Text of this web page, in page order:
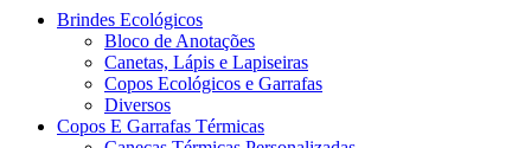
Brindes Ecológicos
Bloco de Anotações
Canetas, Lápis e Lapiseiras
Copos Ecológicos e Garrafas
Diversos
Copos E Garrafas Térmicas